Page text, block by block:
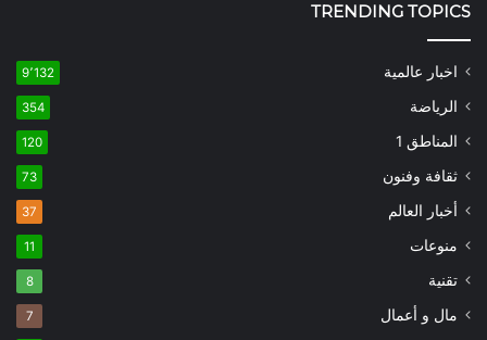
TRENDING TOPICS
اخبار عالمية 9٬132
الرياضة 354
المناطق 1 120
ثقافة وفنون 73
أخبار العالم 37
منوعات 11
تقنية 8
مال و أعمال 7